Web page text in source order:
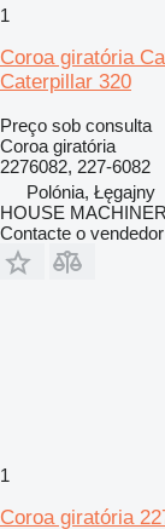
1
Coroa giratória
Caterpillar 320
Preço sob consulta
Coroa giratória
2276082, 227-6082
Polónia, Łęgajny
HOUSE
Contacte o vendedor
1
Coroa giratória